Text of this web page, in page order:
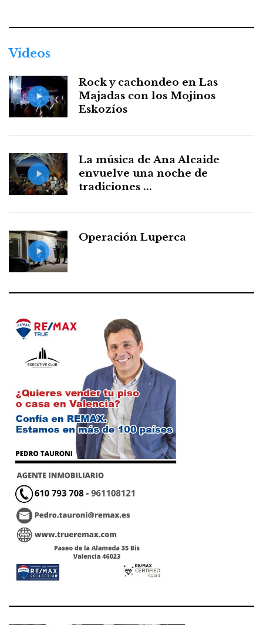
Vídeos
Rock y cachondeo en Las
Majadas con los Mojinos
Eskozíos
La música de Ana Alcaide
envuelve una noche de
tradiciones ...
Operación Luperca